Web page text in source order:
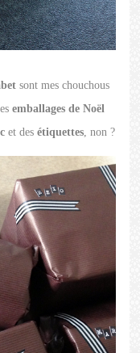
sont mes chouchous
emballages de Noël
et desétiquettes, non ?